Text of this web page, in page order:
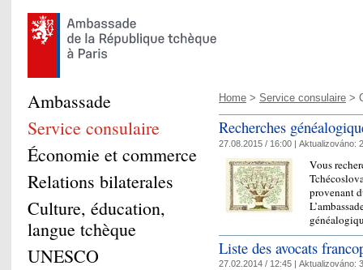
Home > Service consulaire >
Recherches
27.08.2015 / 16:00 | Aktualizováno:
Vous
provenant
Liste des avocats
27.02.2014 / 12:45 | Aktualizováno:
Ambassade
Service consulaire
Économie et commerce
Relations bilaterales
Culture, éducation,
langue tchèque
UNESCO